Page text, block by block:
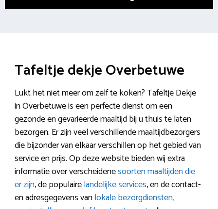
Tafeltje dekje Overbetuwe
Lukt het niet meer om zelf te koken? Tafeltje Dekje
in Overbetuwe is een perfecte dienst om een
gezonde en gevarieerde maaltijd bij u thuis te laten
bezorgen. Er zijn veel verschillende maaltijdbezorgers
die bijzonder van elkaar verschillen op het gebied van
service en prijs. Op deze website bieden wij extra
informatie over verscheidenesoorten maaltijden die
er zijn, de populairelandelijke services, en de contact-
en adresgegevens vanlokale bezorgdiensten,